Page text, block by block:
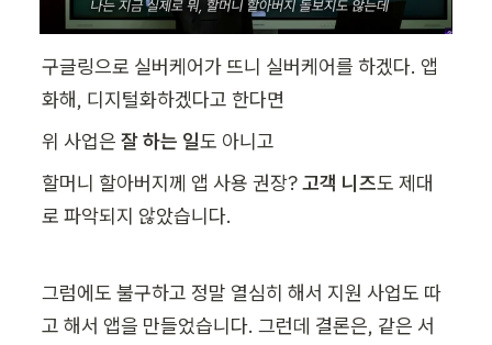
구글링으로 실버케어가 뜨니 실버케어를 하겠다. 앱
화해, 디지털화하겠다고 한다면
위 사업은 잘 하는 일도 아니고
할머니 할아버지께 앱 사용 권장? 고객 니즈도 제대
로 파악되지 않았습니다.
그럼에도 불구하고 정말 열심히 해서 지원 사업도 따
고 해서 앱을 만들었습니다. 그런데 결론은, 같은 서